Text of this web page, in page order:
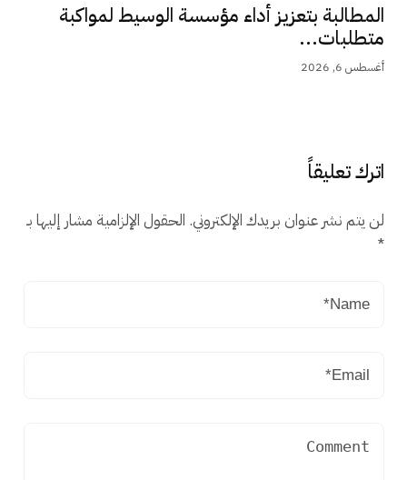
المطالبة بتعزيز أداء مؤسسة الوسيط لمواكبة
متطلبات...
أغسطس 6, 2026
اترك تعليقاً
لن يتم نشر عنوان بريدك الإلكتروني. الحقول الإلزامية مشار إليها بـ
*